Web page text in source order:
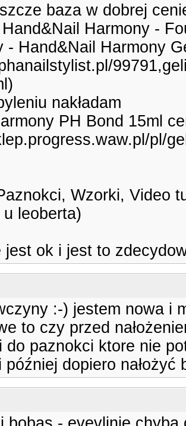
baza w dobrej
Harmony -
- Hand&Nail Harmony
nakładam
PH Bond 15ml
pl/
Wzorki, Video
leoberta)
jest ok i jest to
:-) jestem nowa i
to czy przed
do paznokci ktore nie
później dopiero nałożyć